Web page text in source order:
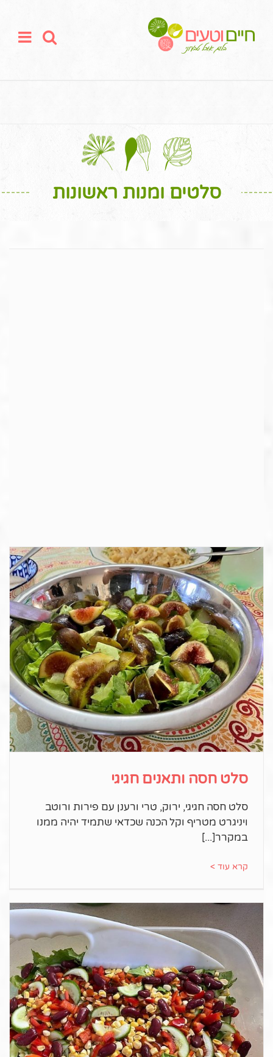
סלטים ומנות ראשונות
סלט חסה ותאנים חגיגי
סלט חסה חגיגי, ירוק, טרי ורענן עם פירות ורוטב
ויניגרט מטריף וקל הכנה שכדאי שתמיד יהיה ממנו
במקרר
קרא עוד >